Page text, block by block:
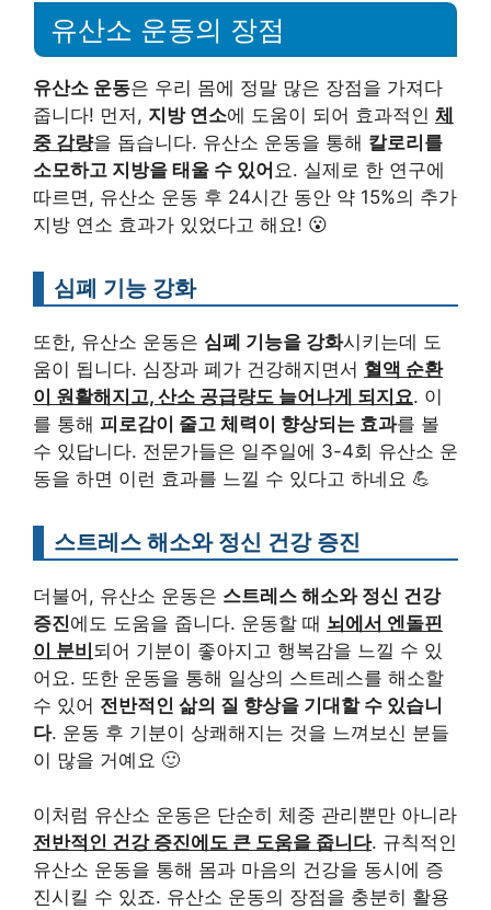
유산소 운동의 장점
유산소 운동은 우리 몸에 정말 많은 장점을 가져다
줍니다! 먼저, 지방 연소에 도움이 되어 효과적인 체
중 감량을 돕습니다. 유산소 운동을 통해 칼로리를
소모하고 지방을 태울 수 있어 요. 실제로 한 연구에
따르면, 유산소 운동 후 24시간 동안 약 15%의 추가
지방 연소 효과가 있었다고 해요! 😮
심폐 기능 강화
또한, 유산소 운동은 심폐 기능을 강화시키는데 도
움이 됩니다. 심장과 폐가 건강해지면서 혈액 순환
이 원활해지고, 산소 공급량도 늘어나게 되지요. 이
를 통해 피로감이 줄고 체력이 향상되는 효과를 볼
수 있답니다. 전문가들은 일주일에 3-4회 유산소 운
동을 하면 이런 효과를 느낄 수 있다고 하네요 💪
스트레스 해소와 정신 건강 증진
더불어, 유산소 운동은 스트레스 해소와 정신 건강
증진에도 도움을 줍니다. 운동할 때 뇌에서 엔돌핀
이 분비되어 기분이 좋아지고 행복감을 느낄 수 있
어요. 또한 운동을 통해 일상의 스트레스를 해소할
수 있어 전반적인 삶의 질 향상을 기대할 수 있습니
다. 운동 후 기분이 상쾌해지는 것을 느껴보신 분들
이 많을 거예요 🙂
이처럼 유산소 운동은 단순히 체중 관리뿐만 아니라
전반적인 건강 증진에도 큰 도움을 줍니다. 규칙적인
유산소 운동을 통해 몸과 마음의 건강을 동시에 증
진시킬 수 있죠. 유산소 운동의 장점을 충분히 활용